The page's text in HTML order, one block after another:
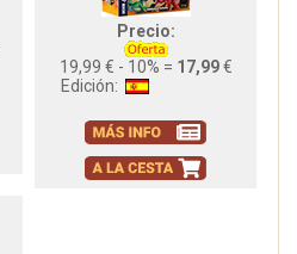
Precio:
19,99 € - 10% = 17,99€
Edición: